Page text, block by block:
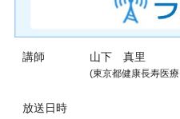
講師 山下 真里
(東京都健康長寿医
放送日時